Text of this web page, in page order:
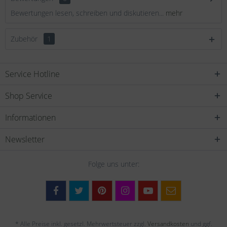
Bewertungen lesen, schreiben und diskutieren... mehr
Zubehör 1
Service Hotline
Shop Service
Informationen
Newsletter
Folge uns unter:
* Alle Preise inkl. gesetzl. Mehrwertsteuer zzgl. Versandkosten und ggf.